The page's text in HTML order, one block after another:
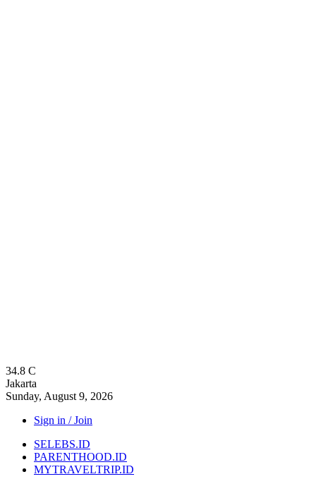
34.8 C
Jakarta
Sunday, August 9, 2026
Sign in / Join
SELEBS.ID
PARENTHOOD.ID
MYTRAVELTRIP.ID